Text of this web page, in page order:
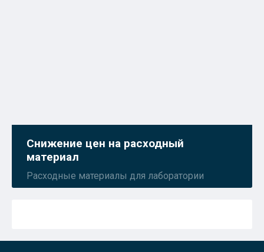
Снижение цен на расходный
материал
Расходные материалы для лаборатории